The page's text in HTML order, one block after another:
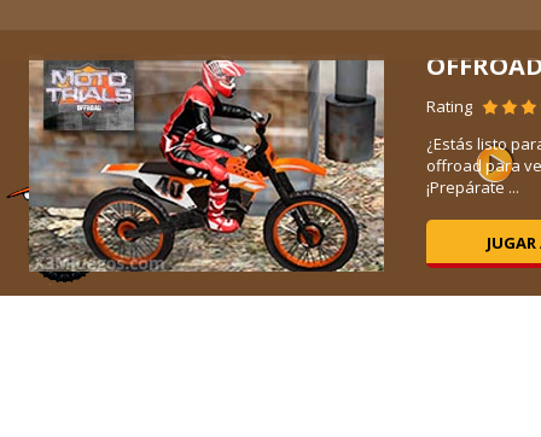
Rating
¿Estás listo
offroad para
¡Prepárate ...